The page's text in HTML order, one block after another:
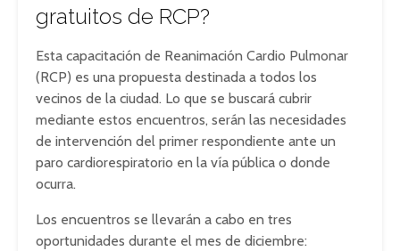
gratuitos de RCP?
Esta capacitación de Reanimación Cardio Pulmonar
(RCP) es una propuesta destinada a todos los
vecinos de la ciudad. Lo que se buscará cubrir
mediante estos encuentros, serán las necesidades
de intervención del primer respondiente ante un
paro cardiorespiratorio en la vía pública o donde
ocurra.
Los encuentros se llevarán a cabo en tres
oportunidades durante el mes de diciembre: